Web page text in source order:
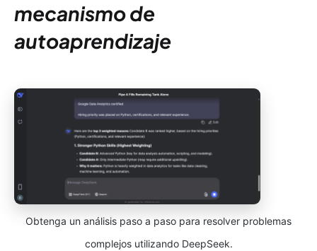
mecanismo de
autoaprendizaje
Obtenga un análisis paso a paso para resolver problemas
complejos utilizando DeepSeek.